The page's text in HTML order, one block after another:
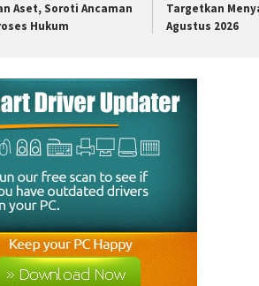
Aset, Soroti Ancaman
Hukum
Targetkan
Agustus 2026